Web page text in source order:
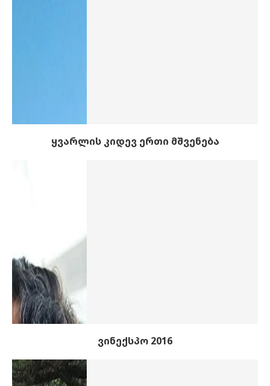
ყვარლის კიდევ ერთი მშვენება
ვინექსპო 2016